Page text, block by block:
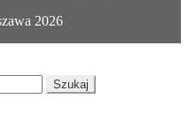
2026
Szukaj